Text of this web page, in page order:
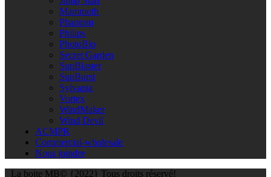
Mammoth
Phantom
Philips
PhotoBio
Secret Garden
SunBlaster
SunBurst
Sylvania
Vortex
WindMaker
Wind Devil
ACMPR
Commercial-wholesale
Nous joindre
La boite MB© {2022} Tous droits réservé!